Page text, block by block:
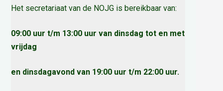
Het secretariaat van de NOJG is bereikbaar van:
09:00 uur t/m 13:00 uur van dinsdag tot en met
vrijdag
en dinsdagavond van 19:00 uur t/m 22:00 uur.